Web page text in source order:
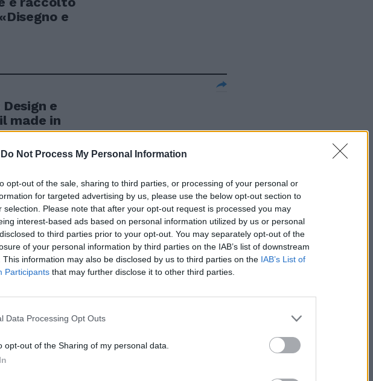
Do Not Process My Personal Information
opt-out of the sale, sharing to third parties, or processing of your personal or
for targeted advertising by us, please use the below opt-out section to
selection. Please note that after your opt-out request is processed you may
interest-based ads based on personal information utilized by us or personal
to third parties prior to your opt-out. You may separately opt-out of the
of your personal information by third parties on the IAB’s list of downstream
This information may also be disclosed by us to third parties on the IAB’s List of
Participants that may further disclose it to other third parties.
Data Processing Opt Outs
opt-out of the Sharing of my personal data.
e
Design e
made in
di vista del
è raccolto
e
Design e
made in
di vista del
è raccolto
e